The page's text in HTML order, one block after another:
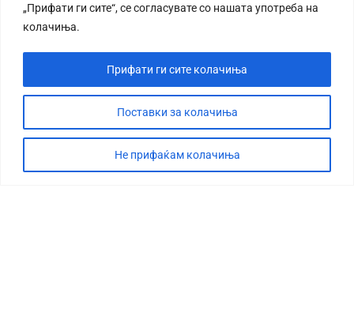
„Прифати ги сите“, се согласувате со нашата употреба на
колачиња.
Поставки за колачиња
Не прифаќам колачиња
Прифати ги сите колачиња
СТОРИЈА
ДЕБАТА